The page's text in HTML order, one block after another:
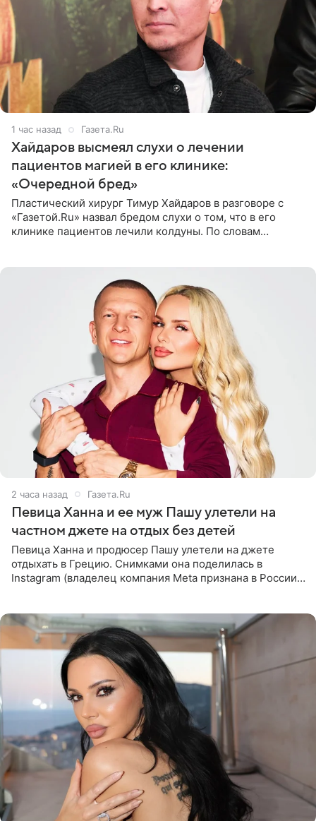
1 час назад Газета.Ru
Хайдаров высмеял слухи о лечении
пациентов магией в его клинике:
«Очередной бред»
Пластический хирург Тимур Хайдаров в разговоре с
«Газетой.Ru» назвал бредом слухи о том, что в его
клинике пациентов лечили колдуны. По словам
2 часа назад Газета.Ru
Певица Ханна и ее муж Пашу улетели на
частном джете на отдых без детей
Певица Ханна и продюсер Пашу улетели на джете
отдыхать в Грецию. Снимками она поделилась в
Instagram (владелец компания Meta признана в России